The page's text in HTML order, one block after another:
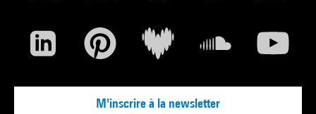
M'inscrire à la newsletter